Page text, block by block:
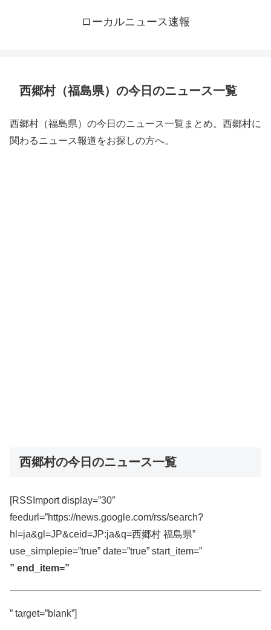
ローカルニュース速報
西郷村（福島県）の今日のニュース一覧
西郷村（福島県）の今日のニュース一覧まとめ。西郷村に
関わるニュース報道をお探しの方へ。
西郷村の今日のニュース一覧
[RSSImport display=”30″
feedurl=”https://news.google.com/rss/search?
hl=ja&gl=JP&ceid=JP:ja&q=西郷村 福島県”
use_simplepie=”true” date=”true” start_item=”
” end_item=”
” target=”blank”]